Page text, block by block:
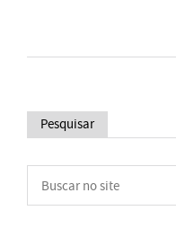
Pesquisar